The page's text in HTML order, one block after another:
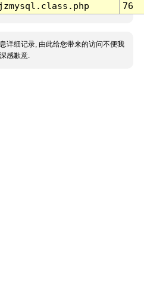
76
详细记录, 由此给您带来的访问不便我
感歉意.